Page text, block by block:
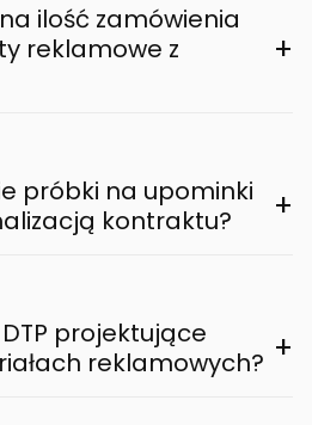
ilość zamówienia
reklamowe z
+
próbki na upominki
kontraktu?
+
projektujące
reklamowych? +